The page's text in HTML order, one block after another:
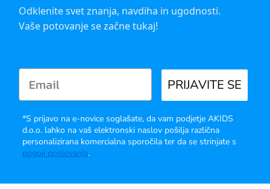
Odklenite svet znanja, navdiha in ugodnosti.
Vaše potovanje se začne tukaj!
PRIJAVITE SE
*S prijavo na e-novice soglašate, da vam podjetje AKIDS
d.o.o. lahko na vaš elektronski naslov pošilja različna
personalizirana komercialna sporočila ter da se strinjate s
pogoji poslovanja.